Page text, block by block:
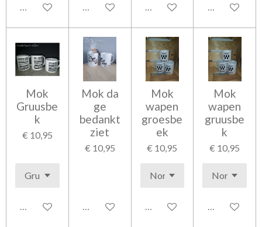
In winkelwagen In winkelwagen In winkelwagen In
Mok
Gruusbe
k
€ 10,95
In winkelwagen
Mok da
ge
bedankt
ziet
€ 10,95
In winkelwagen
Mok
wapen
groesbe
ek
€ 10,95
In winkelwagen
Mok
wapen
gruusbe
k
€ 10,95
In